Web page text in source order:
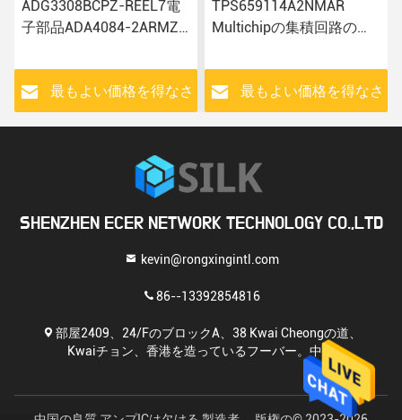
ADG3308BCPZ-REEL7電
子部品ADA4084-2ARMZ-
ADUM4400CRIZ ICの破片
最もよい価格を得なさ
TPS659114A2NMAR
Multichipの集積回路の電
最もよい価格を得なさ
SHENZHEN ECER NETWORK TECHNOLOGY CO.,LTD
kevin@rongxingintl.com
86--13392854816
部屋2409、24/FのブロックA、38 Kwai Cheongの道、
Kwaiチョン、香港を造っているフーバー。中国